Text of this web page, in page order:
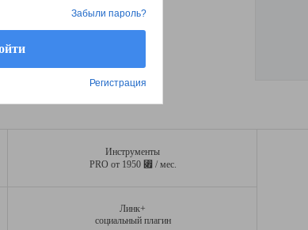
Инструменты
PRO от 1950 ⃏ / мес.
Линк+
социальный плагин
Регистрация
Забыли пароль?